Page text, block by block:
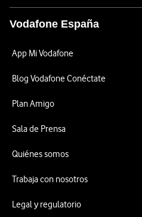
Vodafone España
App Mi Vodafone
Blog Vodafone Conéctate
Plan Amigo
Sala de Prensa
Quiénes somos
Trabaja con nosotros
Legal y regulatorio